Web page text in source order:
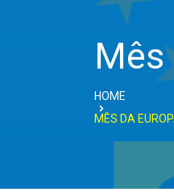
Mês
HOME
MÊS DA